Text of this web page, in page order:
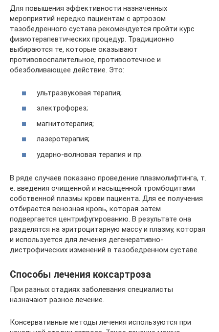
Для повышения эффективности назначенных
мероприятий нередко пациентам с артрозом
тазобедренного сустава рекомендуется пройти курс
физиотерапевтических процедур. Традиционно
выбираются те, которые оказывают
противовоспалительное, противоотечное и
обезболивающее действие. Это:
ультразвуковая терапия;
электрофорез;
магнитотерапия;
лазеротерапия;
ударно-волновая терапия и пр.
В ряде случаев показано проведение плазмолифтинга, т.
е. введения очищенной и насыщенной тромбоцитами
собственной плазмы крови пациента. Для ее получения
отбирается венозная кровь, которая затем
подвергается центрифугированию. В результате она
разделятся на эритроцитарную массу и плазму, которая
и используется для лечения дегенеративно-
дистрофических изменений в тазобедренном суставе.
Способы лечения коксартроза
При разных стадиях заболевания специалисты
назначают разное лечение.
Консервативные методы лечения используются при